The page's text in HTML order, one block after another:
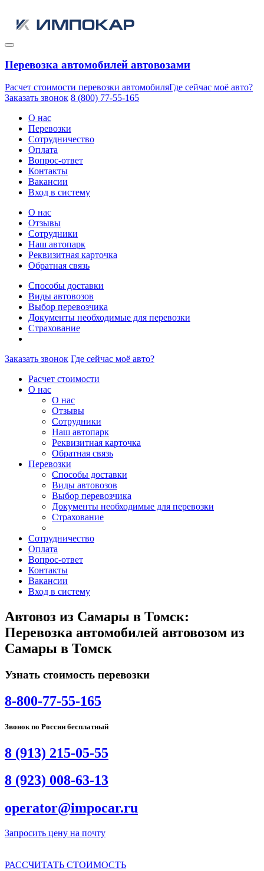
Перевозка автомобилей автовозами
Расчет стоимости перевозки автомобиляГде сейчас моё авто?
Заказать звонок 8 (800) 77-55-165
О нас
Перевозки
Сотрудничество
Оплата
Вопрос-ответ
Контакты
Вакансии
Вход в систему
О нас
Отзывы
Сотрудники
Наш автопарк
Реквизитная карточка
Обратная связь
Способы доставки
Виды автовозов
Выбор перевозчика
Документы необходимые для перевозки
Страхование
Заказать звонок Где сейчас моё авто?
Расчет стоимости
О нас
О нас
Отзывы
Сотрудники
Наш автопарк
Реквизитная карточка
Обратная связь
Перевозки
Способы доставки
Виды автовозов
Выбор перевозчика
Документы необходимые для перевозки
Страхование
Сотрудничество
Оплата
Вопрос-ответ
Контакты
Вакансии
Вход в систему
Автовоз из Самары в Томск:
Перевозка автомобилей автовозом из
Самары в Томск
Узнать стоимость перевозки
8-800-77-55-165
Звонок по России бесплатный
8 (913) 215-05-55
8 (923) 008-63-13
operator@impocar.ru
Запросить цену на почту
РАССЧИТАТЬ СТОИМОСТЬ